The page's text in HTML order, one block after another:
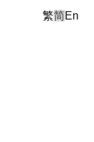
繁简En